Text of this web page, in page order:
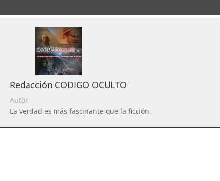
Redacción CODIGO OCULTO
Autor
La verdad es más fascinante que la ficción.